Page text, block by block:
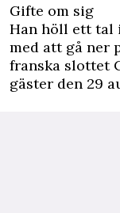
Gifte om sig
Han höll ett tal
med att gå ner
franska slottet
gäster den 29